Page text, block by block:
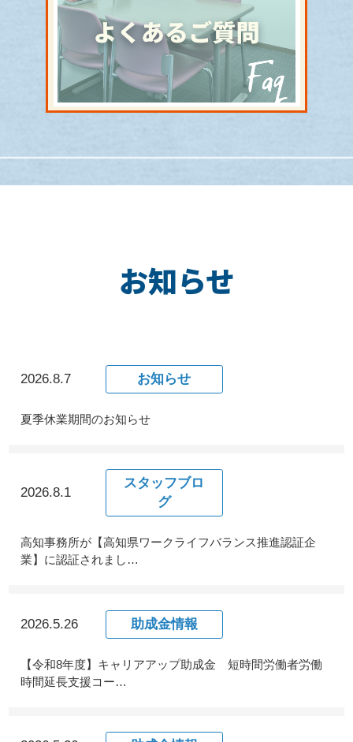
お知らせ
2026.8.7 お知らせ
夏季休業期間のお知らせ
2026.8.1
スタッフブロ
グ
高知事務所が【高知県ワークライフバランス推進認証企
業】に認証されまし…
2026.5.26 助成金情報
【令和8年度】キャリアアップ助成金 短時間労働者労働
時間延長支援コー…